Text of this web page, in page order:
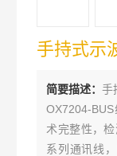
手持式示
简要描述：手
OX7204-
术完整性，
系列通讯线